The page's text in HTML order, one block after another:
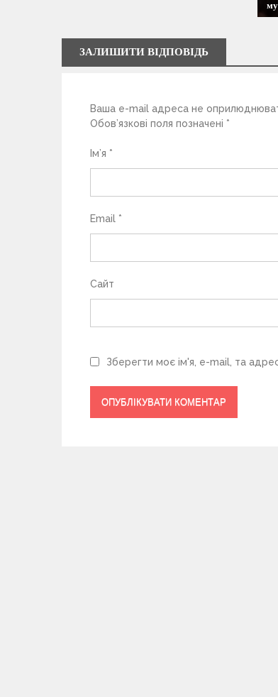
а
и
с
і
в
ЗАЛИШИТИ ВІДПОВІДЬ
Ваша e-mail адреса не
Обов’язкові поля позначені *
Ім’я *
Email *
Сайт
Зберегти моє ім'я, e-mail, та